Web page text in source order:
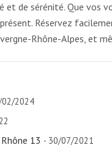
de sérénité. Que vos
Réservez
Rhône-Alpes, et
02/2024
13 - 30/07/2021